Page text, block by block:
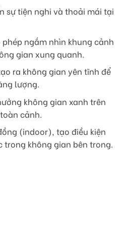
sự tiện nghi và thoải mái tại
ngắm nhìn khung cảnh
gian xung quanh.
ra không gian yên tĩnh để
lượng.
không gian xanh trên
cảnh.
(indoor), tạo điều kiện
không gian bên trong.